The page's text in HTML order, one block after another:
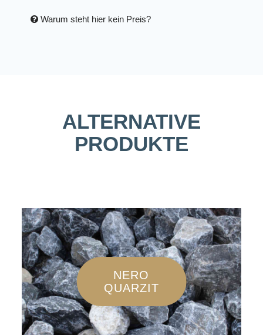
Warum steht hier kein Preis?
ALTERNATIVE
PRODUKTE
NERO
QUARZIT